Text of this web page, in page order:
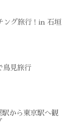
ング旅行 ! in 石垣
鳥見旅行
駅から東京駅へ観